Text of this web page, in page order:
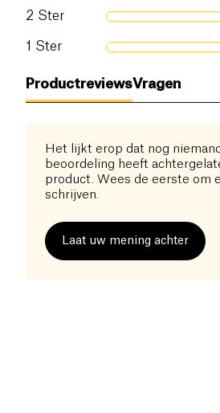
aminozuren om
2 Ster
1 Ster
ProductreviewsVragen
Het lijkt erop dat nog
beoordeling heeft
product. Wees de eerste om
schrijven.
Laat uw mening achter